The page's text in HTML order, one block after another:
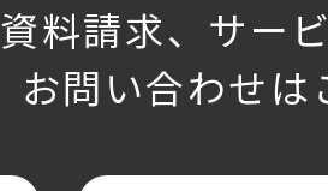
資料請求、サー
お問い合わせは